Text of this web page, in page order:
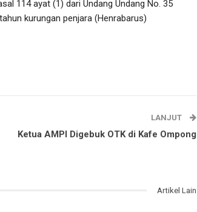
114 ayat (1) dari Undang Undang No. 35
kurungan penjara (Henrabarus)
LANJUT
Ketua AMPI Digebuk OTK di Kafe Ompong
Artikel Lain